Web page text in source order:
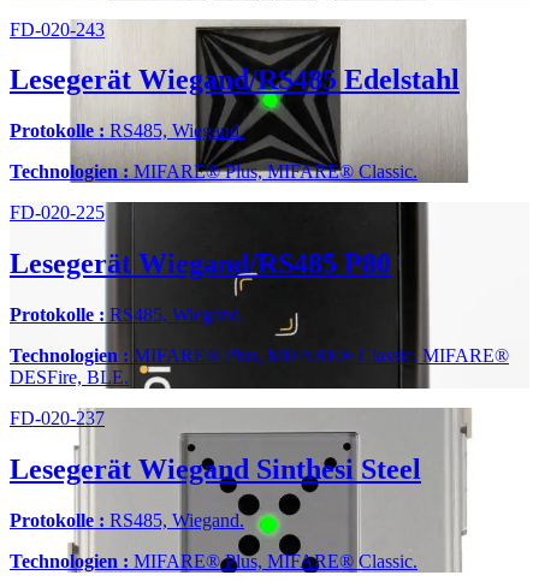
FD-020-243
Lesegerät Wiegand/RS485 Edelstahl
Protokolle : RS485, Wiegand.
Technologien :MIFARE® Plus, MIFARE® Classic.
FD-020-225
Lesegerät Wiegand/RS485 P80
Protokolle : RS485, Wiegand.
Technologien : MIFARE® Plus, MIFARE® Classic, MIFARE®
DESFire, BLE.
FD-020-237
Lesegerät Wiegand Sinthesi Steel
Protokolle : RS485, Wiegand.
Technologien : MIFARE® Plus, MIFARE® Classic.